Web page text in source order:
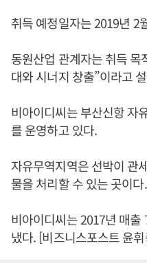
취득 예정일자는 2019년 2
동원산업 관계자는 취득
대와 시너지 창출”이라고
비아이디씨는 부산신항 자
를 운영하고 있다.
자유무역지역은 선박이 관
물을 처리할 수 있는 곳이다.
비아이디씨는 2017년 매
냈다. [비즈니스포스트 윤